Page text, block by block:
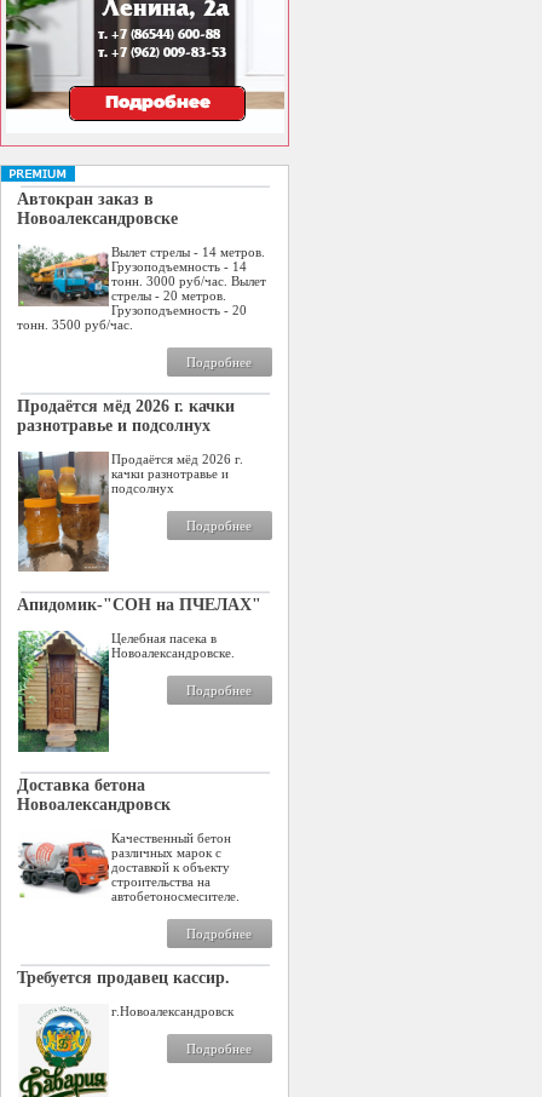
Автокран заказ в
Новоалександровске
Вылет стрелы - 14 метров.
Грузоподъемность - 14
тонн. 3000 руб/час. Вылет
стрелы - 20 метров.
Грузоподъемность - 20
тонн. 3500 руб/час.
Подробнее
Продаётся мёд 2026 г. качки
разнотравье и подсолнух
Продаётся мёд 2026 г.
качки разнотравье и
подсолнух
Подробнее
Апидомик-"СОН на ПЧЕЛАХ"
Целебная пасека в
Новоалександровске.
Подробнее
Доставка бетона
Новоалександровск
Качественный бетон
различных марок с
доставкой к объекту
строительства на
автобетоносмесителе.
Подробнее
Требуется продавец кассир.
г.Новоалександровск
Подробнее